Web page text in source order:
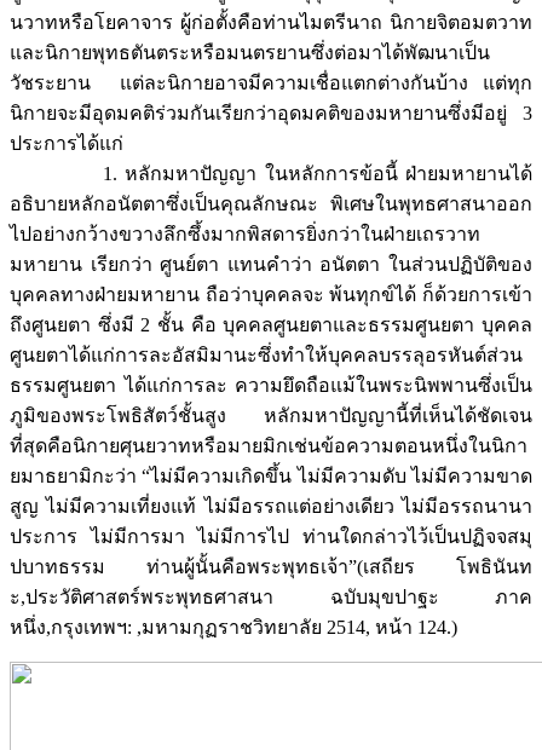
นวาทหรือโยคาจาร ผู้ก่อตั้งคือท่านไมตรีนาถ นิกายจิตอมตวาท
และนิกายพุทธตันตระหรือมนตรยานซึ่งต่อมาได้พัฒนาเป็น
วัชระยาน แต่ละนิกายอาจมีความเชื่อแตกต่างกันบ้าง แต่ทุก
นิกายจะมีอุดมคติร่วมกันเรียกว่าอุดมคติของมหายานซึ่งมีอยู่ 3
ประการได้แก่
1. หลักมหาปัญญา ในหลักการข้อนี้ ฝ่ายมหายานได้
อธิบายหลักอนัตตาซึ่งเป็นคุณลักษณะ พิเศษในพุทธศาสนาออก
ไปอย่างกว้างขวางลึกซึ้งมากพิสดารยิ่งกว่าในฝ่ายเถรวาท
มหายาน เรียกว่า ศูนย์ตา แทนคำว่า อนัตตา ในส่วนปฏิบัติของ
บุคคลทางฝ่ายมหายาน ถือว่าบุคคลจะ พ้นทุกข์ได้ ก็ด้วยการเข้า
ถึงศูนยตา ซึ่งมี 2 ชั้น คือ บุคคลศูนยตาและธรรมศูนยตา บุคคล
ศูนยตาได้แก่การละอัสมิมานะซึ่งทำให้บุคคลบรรลุอรหันต์ส่วน
ธรรมศูนยตา ได้แก่การละ ความยึดถือแม้ในพระนิพพานซึ่งเป็น
ภูมิของพระโพธิสัตว์ชั้นสูง หลักมหาปัญญานี้ที่เห็นได้ชัดเจน
ที่สุดคือนิกายศุนยวาทหรือมายมิกเช่นข้อความตอนหนึ่งในนิกา
ยมาธยามิกะว่า “ไม่มีความเกิดขึ้น ไม่มีความดับ ไม่มีความขาด
สูญ ไม่มีความเที่ยงแท้ ไม่มีอรรถแต่อย่างเดียว ไม่มีอรรถนานา
ประการ ไม่มีการมา ไม่มีการไป ท่านใดกล่าวไว้เป็นปฏิจจสมุ
ปบาทธรรม ท่านผู้นั้นคือพระพุทธเจ้า”(เสถียร โพธินันท
ะ,ประวัติศาสตร์พระพุทธศาสนา ฉบับมุขปาฐะ ภาค
หนึ่ง,กรุงเทพฯ: ,มหามกุฏราชวิทยาลัย 2514, หน้า 124.)